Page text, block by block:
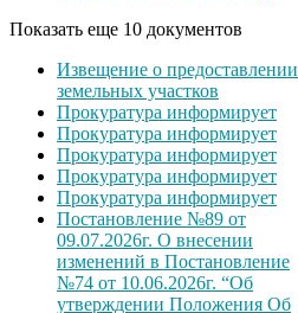
Показать еще 10 документов
Извещение о предоставлении
земельных участков
Прокуратура информирует
Прокуратура информирует
Прокуратура информирует
Прокуратура информирует
Прокуратура информирует
Постановление №89 от
09.07.2026г. О внесении
изменений в Постановление
№74 от 10.06.2026г. “Об
утверждении Положения Об